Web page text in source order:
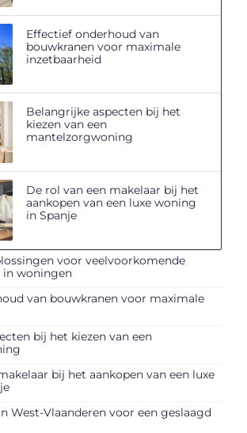
Effectief onderhoud van
bouwkranen voor maximale
inzetbaarheid
Belangrijke aspecten bij het
kiezen van een
mantelzorgwoning
De rol van een makelaar bij het
aankopen van een luxe woning
in Spanje
voor veelvoorkomende
woningen
van bouwkranen voor maximale
bij het kiezen van een
bij het aankopen van een luxe
West-Vlaanderen voor een geslaagd